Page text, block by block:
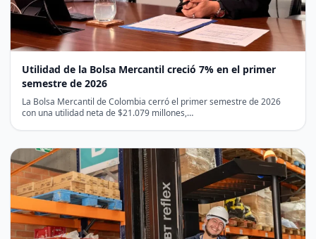
Utilidad de la Bolsa Mercantil creció 7% en el primer
semestre de 2026
La Bolsa Mercantil de Colombia cerró el primer semestre de 2026
con una utilidad neta de $21.079 millones,…